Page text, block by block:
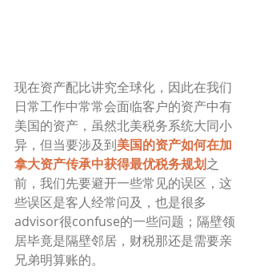
现在资产配比讲究全球化，因此在我们
日常工作中常常会面临客户的资产中有
美国的资产，虽然北美税务系统大同小
异，但当要涉及到美国的资产如何在加
拿大资产传承中获得最优税务规划之
前，我们先要避开一些常见的误区，这
些误区是客人经常问及，也是很多
advisor很confuse的一些问题；隔壁领
居毕竟是隔壁邻居，财税那还是需要亲
兄弟明算账的。